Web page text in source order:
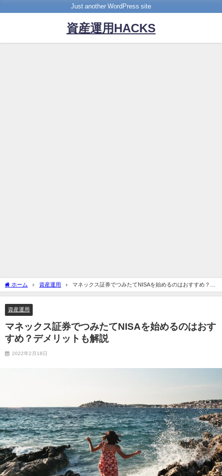
Just another WordPress site
資産運用HACKS
ホーム 資産運用
マネックス証券でつみたてNISAを始めるのはおすすめ？デ
メリットも解説
資産運用
マネックス証券でつみたてNISAを始めるのはおす
すめ？デメリットも解説
2022年2月18日